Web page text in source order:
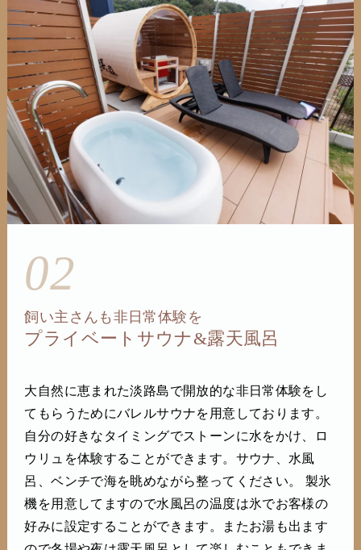
02
飼い主さんも非日常体験を
プライベートサウナ&露天風呂
大自然に恵まれた淡路島で開放的な非日常体験をし
てもらうためにバレルサウナを用意しております。
自分の好きなタイミングでストーンに水をかけ、ロ
ウリュを体験することができます。サウナ、水風
呂、ベンチで海を眺めながら整ってください。 製氷
機を用意してますので水風呂の温度は氷でお客様の
好みに設定することができます。またお湯も出ます